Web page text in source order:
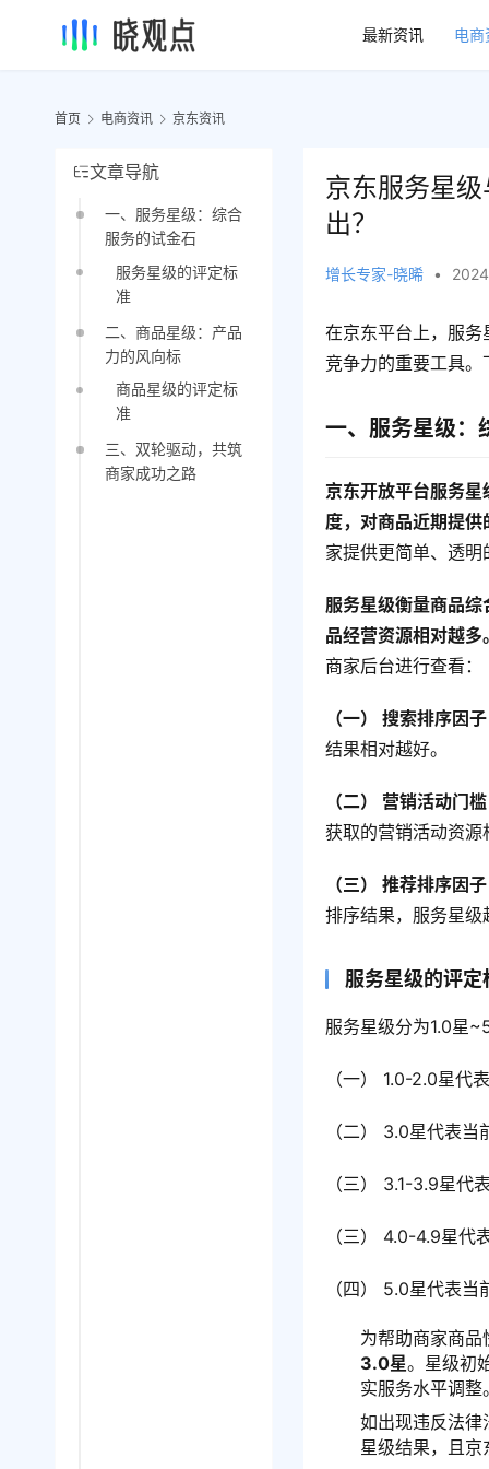
最新资讯 电商
首页 电商资讯 京东资讯
文章导航
一、服务星级：综合
服务的试金石
服务星级的评定标
准
二、商品星级：产品
力的风向标
商品星级的评定标
准
三、双轮驱动，共筑
商家成功之路
京东服务星
出？
增长专家-晓晞 •
在京东平台上，服
竞争力的重要工具
一、服务星级：
京东开放平台服务
度，对商品近期提
家提供更简单、透
服务星级衡量商品
品经营资源相对越多
商家后台进行查看：
（一） 搜索排序因
结果相对越好。
（二） 营销活动门
获取的营销活动资源
（三） 推荐排序因
排序结果，服务星
服务星级的评定
服务星级分为1.0星
（一） 1.0-2.0星代
（二） 3.0星代表
（三） 3.1-3.9星代
（三） 4.0-4.9星代
（四） 5.0星代表
为帮助商家商
3.0星。星级初
实服务水平调整
如出现违反法
星级结果，且